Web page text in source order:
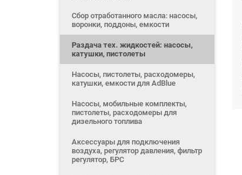
Сбор отработанного масла: насосы,
воронки, поддоны, емкости
Раздача тех. жидкостей: насосы,
катушки, пистолеты
Насосы, пистолеты, расходомеры,
катушки, емкости для AdBlue
Насосы, мобильные комплекты,
пистолеты, расходомеры для
дизельного топлива
Аксессуары для подключения
воздуха, регулятор давления, фильтр
регулятор, БРС